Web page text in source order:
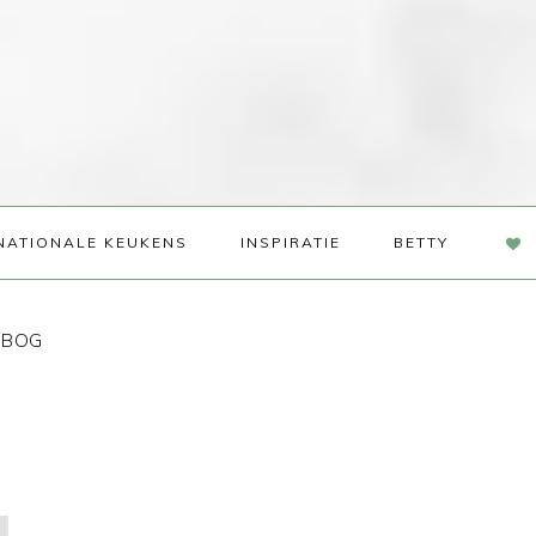
KEUKENS INSPIRATIE BETTY
NAV